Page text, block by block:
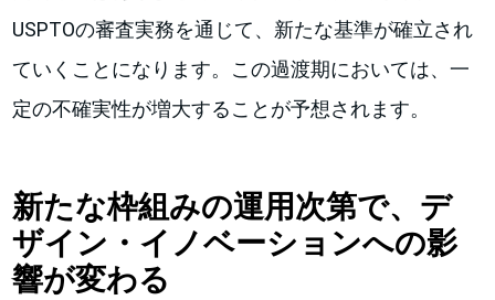
USPTOの審査実務を通じて、新たな基準が確立され
ていくことになります。この過渡期においては、一
定の不確実性が増大することが予想されます。
新たな枠組みの運用次第で、デ
ザイン・イノベーションへの影
響が変わる